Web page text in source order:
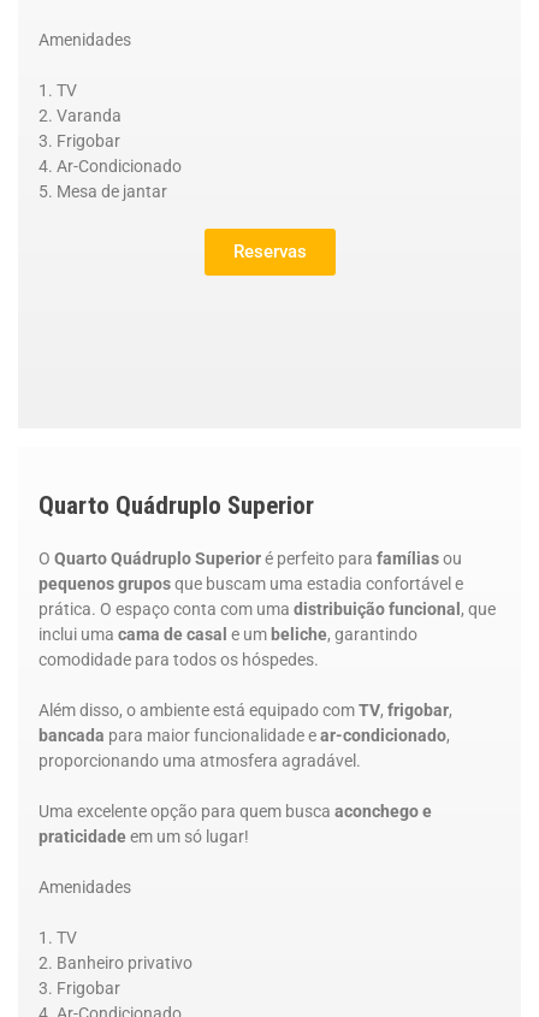
Amenidades
TV
Varanda
Frigobar
Ar-Condicionado
Mesa de jantar
Reservas
Quarto Quádruplo Superior
O Quarto Quádruplo Superioré perfeito para famíliasou
pequenos gruposque buscam uma estadia confortável e
prática. O espaço conta com uma distribuição funcional , que
inclui uma cama de casal e um beliche, garantindo
comodidade para todos os hóspedes.
Além disso, o ambiente está equipado comTV, frigobar,
bancada para maior funcionalidade ear-condicionado,
proporcionando uma atmosfera agradável.
Uma excelente opção para quem busca aconchego e
praticidadeem um só lugar!
Amenidades
TV
Banheiro privativo
Frigobar